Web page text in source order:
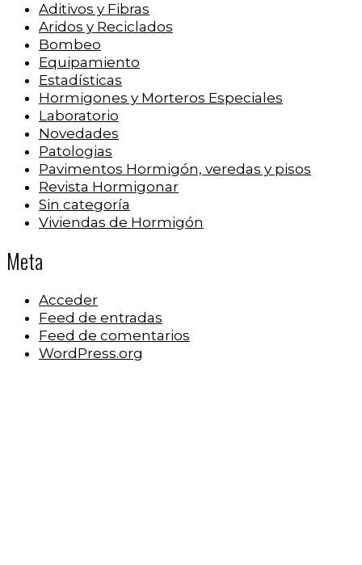
Aditivos y Fibras
Aridos y Reciclados
Bombeo
Equipamiento
Estadísticas
Hormigones y Morteros Especiales
Laboratorio
Novedades
Patologias
Pavimentos Hormigón, veredas y pisos
Revista Hormigonar
Sin categoría
Viviendas de Hormigón
Meta
Acceder
Feed de entradas
Feed de comentarios
WordPress.org